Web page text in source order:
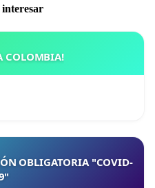
interesar
COLOMBIA!
OBLIGATORIA "COVID-